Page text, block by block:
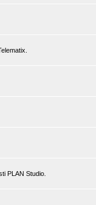
PLAN Studio.